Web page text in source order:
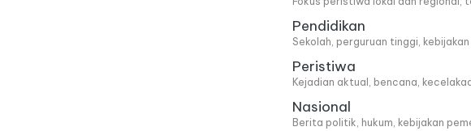
Pendidikan
Sekolah, perguruan tinggi,
Peristiwa
Kejadian aktual, bencana,
Nasional
Berita politik, hukum, kebijakan